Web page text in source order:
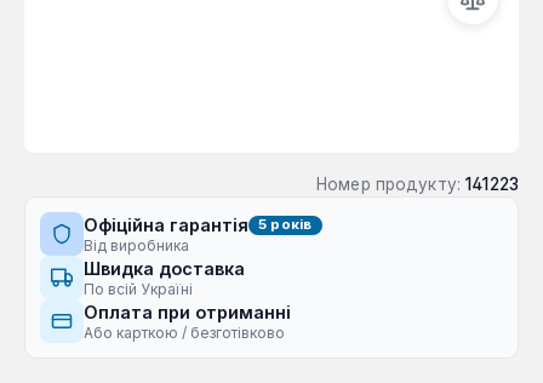
Номер продукту: 141223
Офіційна гарантія 5 років
Від виробника
Швидка доставка
По всій Україні
Оплата при отриманні
Або карткою / безготівково